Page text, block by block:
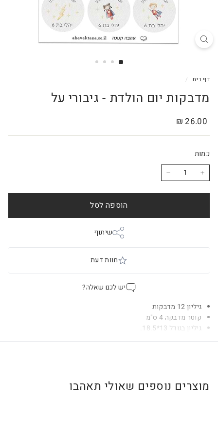
דף בית /
מדבקות יום הולדת - גיבורי על
מחיר
רגיל
26.00 ₪
₪
כמות
+
הוספה לסל
שיתוף
חוות דעת
יש לכם שאלה?
גיליון 12 מדבקות
קוטר מדבקה 4 ס"מ
גיליון בגודל 13*18.5.
מוצרים נוספים שאולי תאהבו